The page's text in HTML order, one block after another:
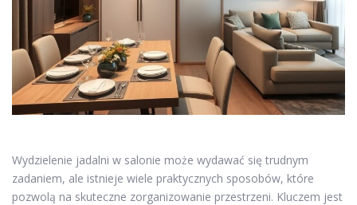
Wydzielenie jadalni w salonie może wydawać się trudnym
zadaniem, ale istnieje wiele praktycznych sposobów, które
pozwolą na skuteczne zorganizowanie przestrzeni. Kluczem jest